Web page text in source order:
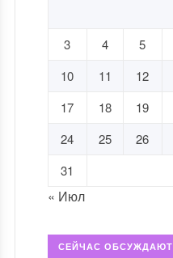
3
4 5
10
11 12
17
18 19
24
25 26
31
« Июл
СЕЙЧАС ОБСУЖДАЮТ